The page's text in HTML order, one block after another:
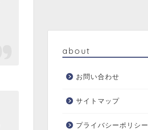
about
お問い合わせ
サイトマップ
プライバシーポリシー